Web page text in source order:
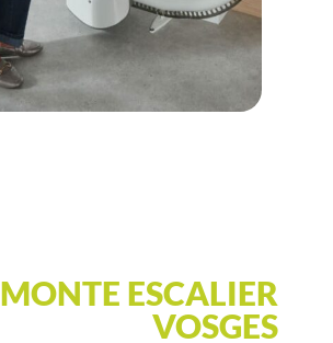
MONTE ESCALIER
VOSGES